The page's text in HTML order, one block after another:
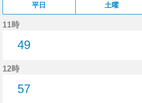
平日 土曜
11時
49
12時
57